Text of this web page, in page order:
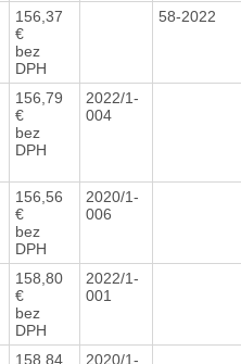
156,37
€
bez
DPH
58-2022
156,79
€
bez
DPH
2022/1-
004
156,56
€
bez
DPH
2020/1-
006
158,80
€
bez
DPH
2022/1-
001
158,84
2020/1-